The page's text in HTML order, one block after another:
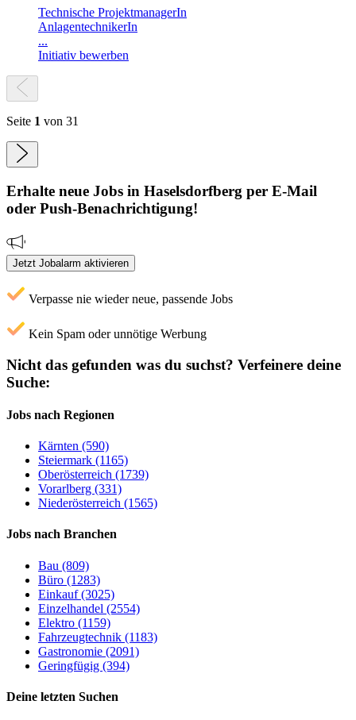
Technische ProjektmanagerIn
AnlagentechnikerIn
...
Initiativ bewerben
Seite 1 von 31
Erhalte neue Jobs in Haselsdorfberg per E-Mail
oder Push-Benachrichtigung!
Jetzt Jobalarm aktivieren
Verpasse nie wieder neue, passende Jobs
Kein Spam oder unnötige Werbung
Nicht das gefunden was du suchst? Verfeinere deine
Suche:
Jobs nach Regionen
Kärnten (590)
Steiermark (1165)
Oberösterreich (1739)
Vorarlberg (331)
Niederösterreich (1565)
Jobs nach Branchen
Bau (809)
Büro (1283)
Einkauf (3025)
Einzelhandel (2554)
Elektro (1159)
Fahrzeugtechnik (1183)
Gastronomie (2091)
Geringfügig (394)
Deine letzten Suchen